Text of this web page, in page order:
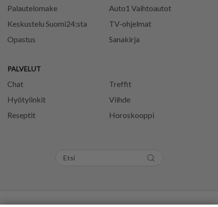
Palautelomake
Keskustelu Suomi24:sta
Opastus
PALVELUT
Chat
Treffit
Hyötylinkit
Viihde
Reseptit
Horoskooppi
Auto1 Vaihtoautot
TV-ohjelmat
Sanakirja